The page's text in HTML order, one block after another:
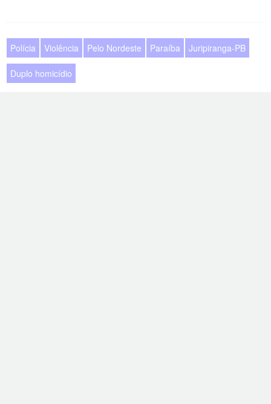
Polícia Violência Pelo Nordeste Paraíba Juripiranga-PB
Duplo homicídio